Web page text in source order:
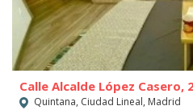
Calle Alcalde López Casero,
Quintana, Ciudad Lineal, Madrid